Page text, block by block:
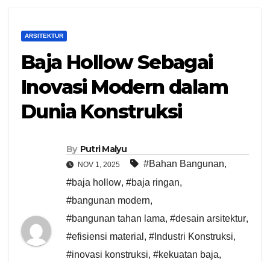
ARSITEKTUR
Baja Hollow Sebagai
Inovasi Modern dalam
Dunia Konstruksi
By Putri Malyu
NOV 1, 2025 #Bahan Bangunan,
#baja hollow, #baja ringan,
#bangunan modern,
#bangunan tahan lama, #desain arsitektur,
#efisiensi material , #Industri Konstruksi,
#inovasi konstruksi, #kekuatan baja,